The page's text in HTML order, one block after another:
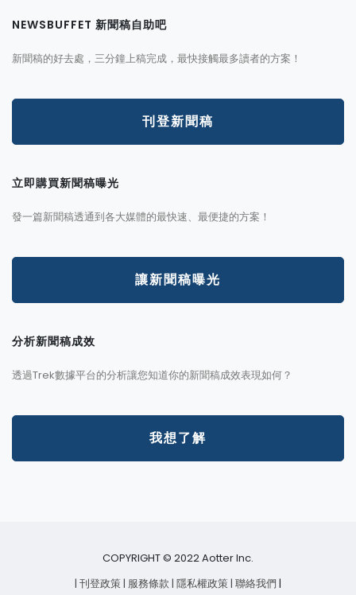
NEWSBUFFET 新聞稿自助吧
新聞稿的好去處，三分鐘上稿完成，最快接觸最多讀者的方案！
刊登新聞稿
立即購買新聞稿曝光
發一篇新聞稿透通到各大媒體的最快速、最便捷的方案！
讓新聞稿曝光
分析新聞稿成效
透過Trek數據平台的分析讓您知道你的新聞稿成效表現如何？
我想了解
COPYRIGHT © 2022 Aotter Inc.
| 刊登政策| 服務條款 | 隱私權政策| 聯絡我們 |